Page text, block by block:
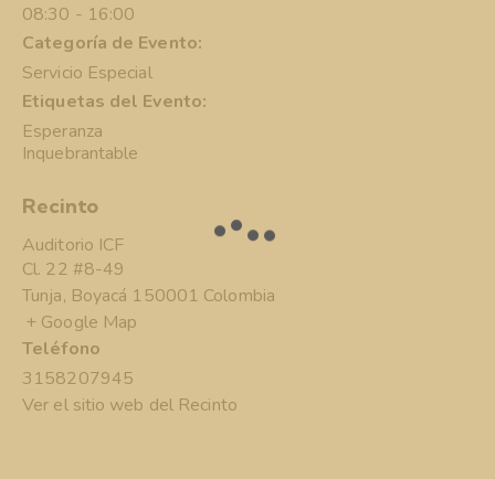
08:30 - 16:00
Categoría de Evento:
Servicio Especial
Etiquetas del Evento:
Esperanza
Inquebrantable
Recinto
Auditorio ICF
Cl. 22 #8-49
Tunja, Boyacá 150001 Colombia
+ Google Map
Teléfono
3158207945
Ver el sitio web del Recinto